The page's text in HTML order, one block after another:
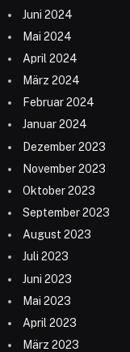
Juni 2024
Mai 2024
April 2024
März 2024
Februar 2024
Januar 2024
Dezember 2023
November 2023
Oktober 2023
September 2023
August 2023
Juli 2023
Juni 2023
Mai 2023
April 2023
März 2023